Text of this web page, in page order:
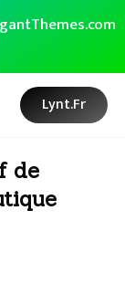
Lynt.fr
de